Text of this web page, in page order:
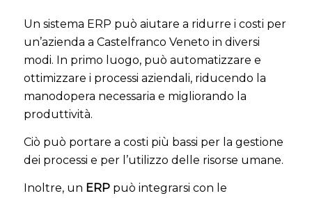
Un sistema ERP può aiutare a ridurre i costi per
un’azienda a Castelfranco Veneto in diversi
modi. In primo luogo, può automatizzare e
ottimizzare i processi aziendali, riducendo la
manodopera necessaria e migliorando la
produttività.
Ciò può portare a costi più bassi per la gestione
dei processi e per l’utilizzo delle risorse umane.
Inoltre, un ERP può integrarsi con le